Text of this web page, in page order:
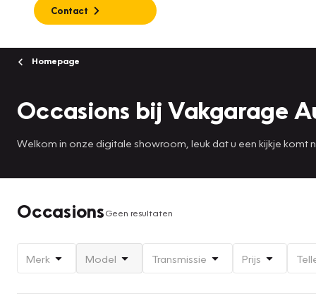
Contact
Homepage
Occasions bij Vakgarage
Welkom in onze digitale showroom, leuk dat u een kijkje komt
OccasionsGeen resultaten
Merk Model Transmissie Prijs